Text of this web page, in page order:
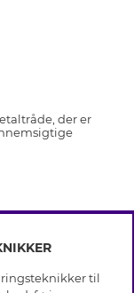
der er
til